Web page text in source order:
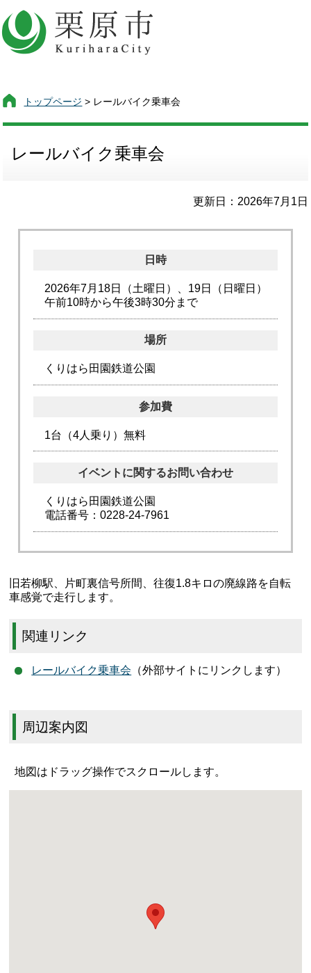
トップページ > レールバイク乗車会
レールバイク乗車会
更新日：2026年7月1日
日時
2026年7月18日（土曜日）、19日（日曜日）
午前10時から午後3時30分まで
場所
くりはら田園鉄道公園
参加費
1台（4人乗り）無料
イベントに関するお問い合わせ
くりはら田園鉄道公園
電話番号：0228-24-7961
旧若柳駅、片町裏信号所間、往復1.8キロの廃線路を自転
車感覚で走行します。
関連リンク
レールバイク乗車会 （外部サイトにリンクします）
周辺案内図
地図はドラッグ操作でスクロールします。